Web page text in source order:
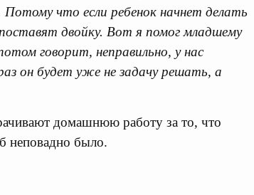
что если ребенок начнет делать
двойку. Вот я помог младшему
говорит, неправильно, у нас
он будет уже не задачу решать, а
домашнюю работу за то, что
неповадно было.